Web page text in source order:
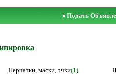
Подать
Перчатки, маски, очки(1)